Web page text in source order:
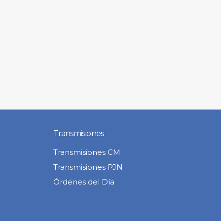
Transmisiones
Transmisiones CM
Transmisiones PJN
Órdenes del Día